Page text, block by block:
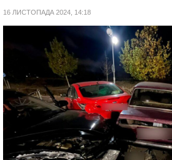
16 ЛИСТОПАДА 2024, 14:18